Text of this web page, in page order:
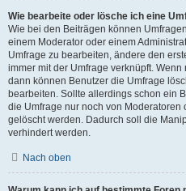
Wie bearbeite oder lösche ich eine
Wie bei den Beiträgen können
einem Moderator oder einem
Umfrage zu bearbeiten, ändere den
immer mit der Umfrage verknüpft.
dann können Benutzer die Umfrage
bearbeiten. Sollte allerdings schon ein
die Umfrage nur noch von
gelöscht werden. Dadurch soll die
verhindert werden.
Nach oben